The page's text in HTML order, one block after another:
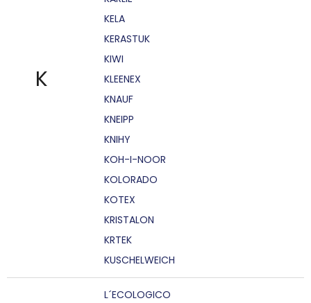
K
KELA
KERASTUK
KIWI
KLEENEX
KNAUF
KNEIPP
KNIHY
KOH-I-NOOR
KOLORADO
KOTEX
KRISTALON
KRTEK
KUSCHELWEICH
L´ECOLOGICO